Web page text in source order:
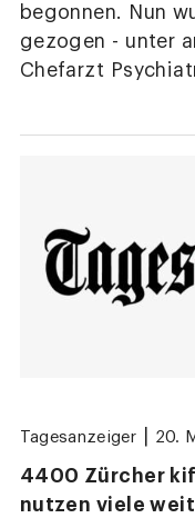
begonnen. Nun
gezogen - unter
Chefarzt
Tagesanzeiger 20.
4400 Zürcher
nutzen viele